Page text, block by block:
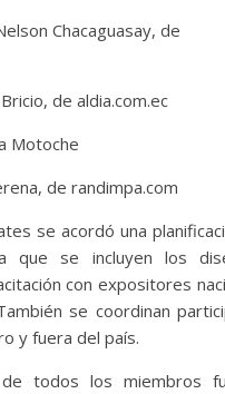
Chacaguasay, de
de aldia.com.ec
Motoche
de randimpa.com
se acordó una
que se incluyen los
con expositores
se coordinan
y fuera del país.
de todos los miembros